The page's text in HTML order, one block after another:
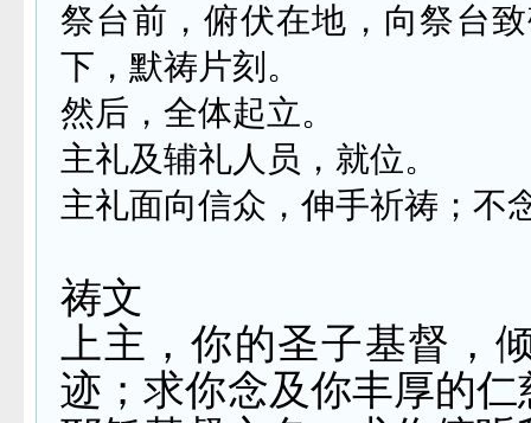
祭台前，俯伏在地，向祭台
下，默祷片刻。
然后，全体起立。
主礼及辅礼人员，就位。
主礼面向信众，伸手祈祷；不
祷文
上主，你的圣子基督，
迹；求你念及你丰厚的